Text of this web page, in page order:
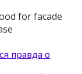
for facade
правда о